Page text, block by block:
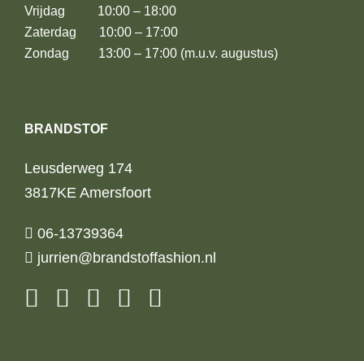
Vrijdag 10:00 – 18:00
Zaterdag 10:00 – 17:00
Zondag 13:00 – 17:00 (m.u.v. augustus)
BRANDSTOF
Leusderweg 174
3817KE Amersfoort
06-13739364
jurrien@brandstoffashion.nl